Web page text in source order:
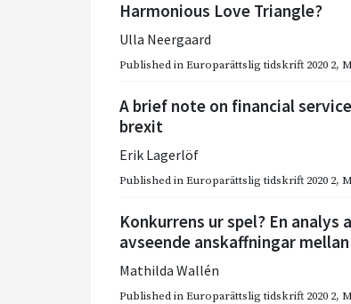
Harmonious Love Triangle?
Ulla Neergaard
Published inEuroparättslig tidskrift 2020 2,
A brief note on financial
brexit
Erik Lagerlöf
Published inEuroparättslig tidskrift 2020 2,
Konkurrens ur spel? En
avseende anskaffningar
Mathilda Wallén
Published inEuroparättslig tidskrift 2020 2,